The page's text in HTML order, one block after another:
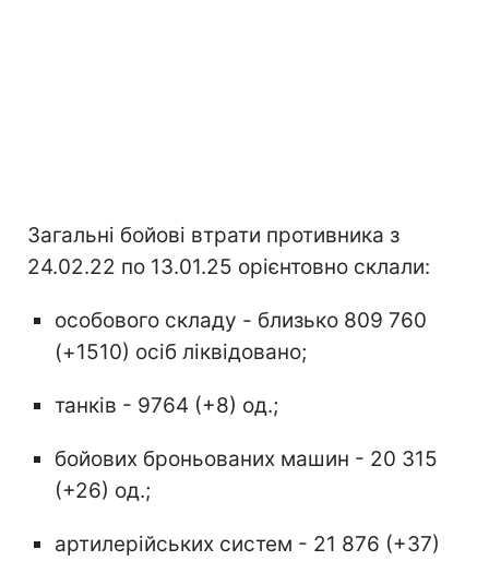
Загальні бойові втрати противника з
24.02.22 по 13.01.25 орієнтовно склали:
особового складу - близько 809 760
(+1510) осіб ліквідовано;
танків - 9764 (+8) од.;
бойових броньованих машин - 20 315
(+26) од.;
артилерійських систем - 21 876 (+37)